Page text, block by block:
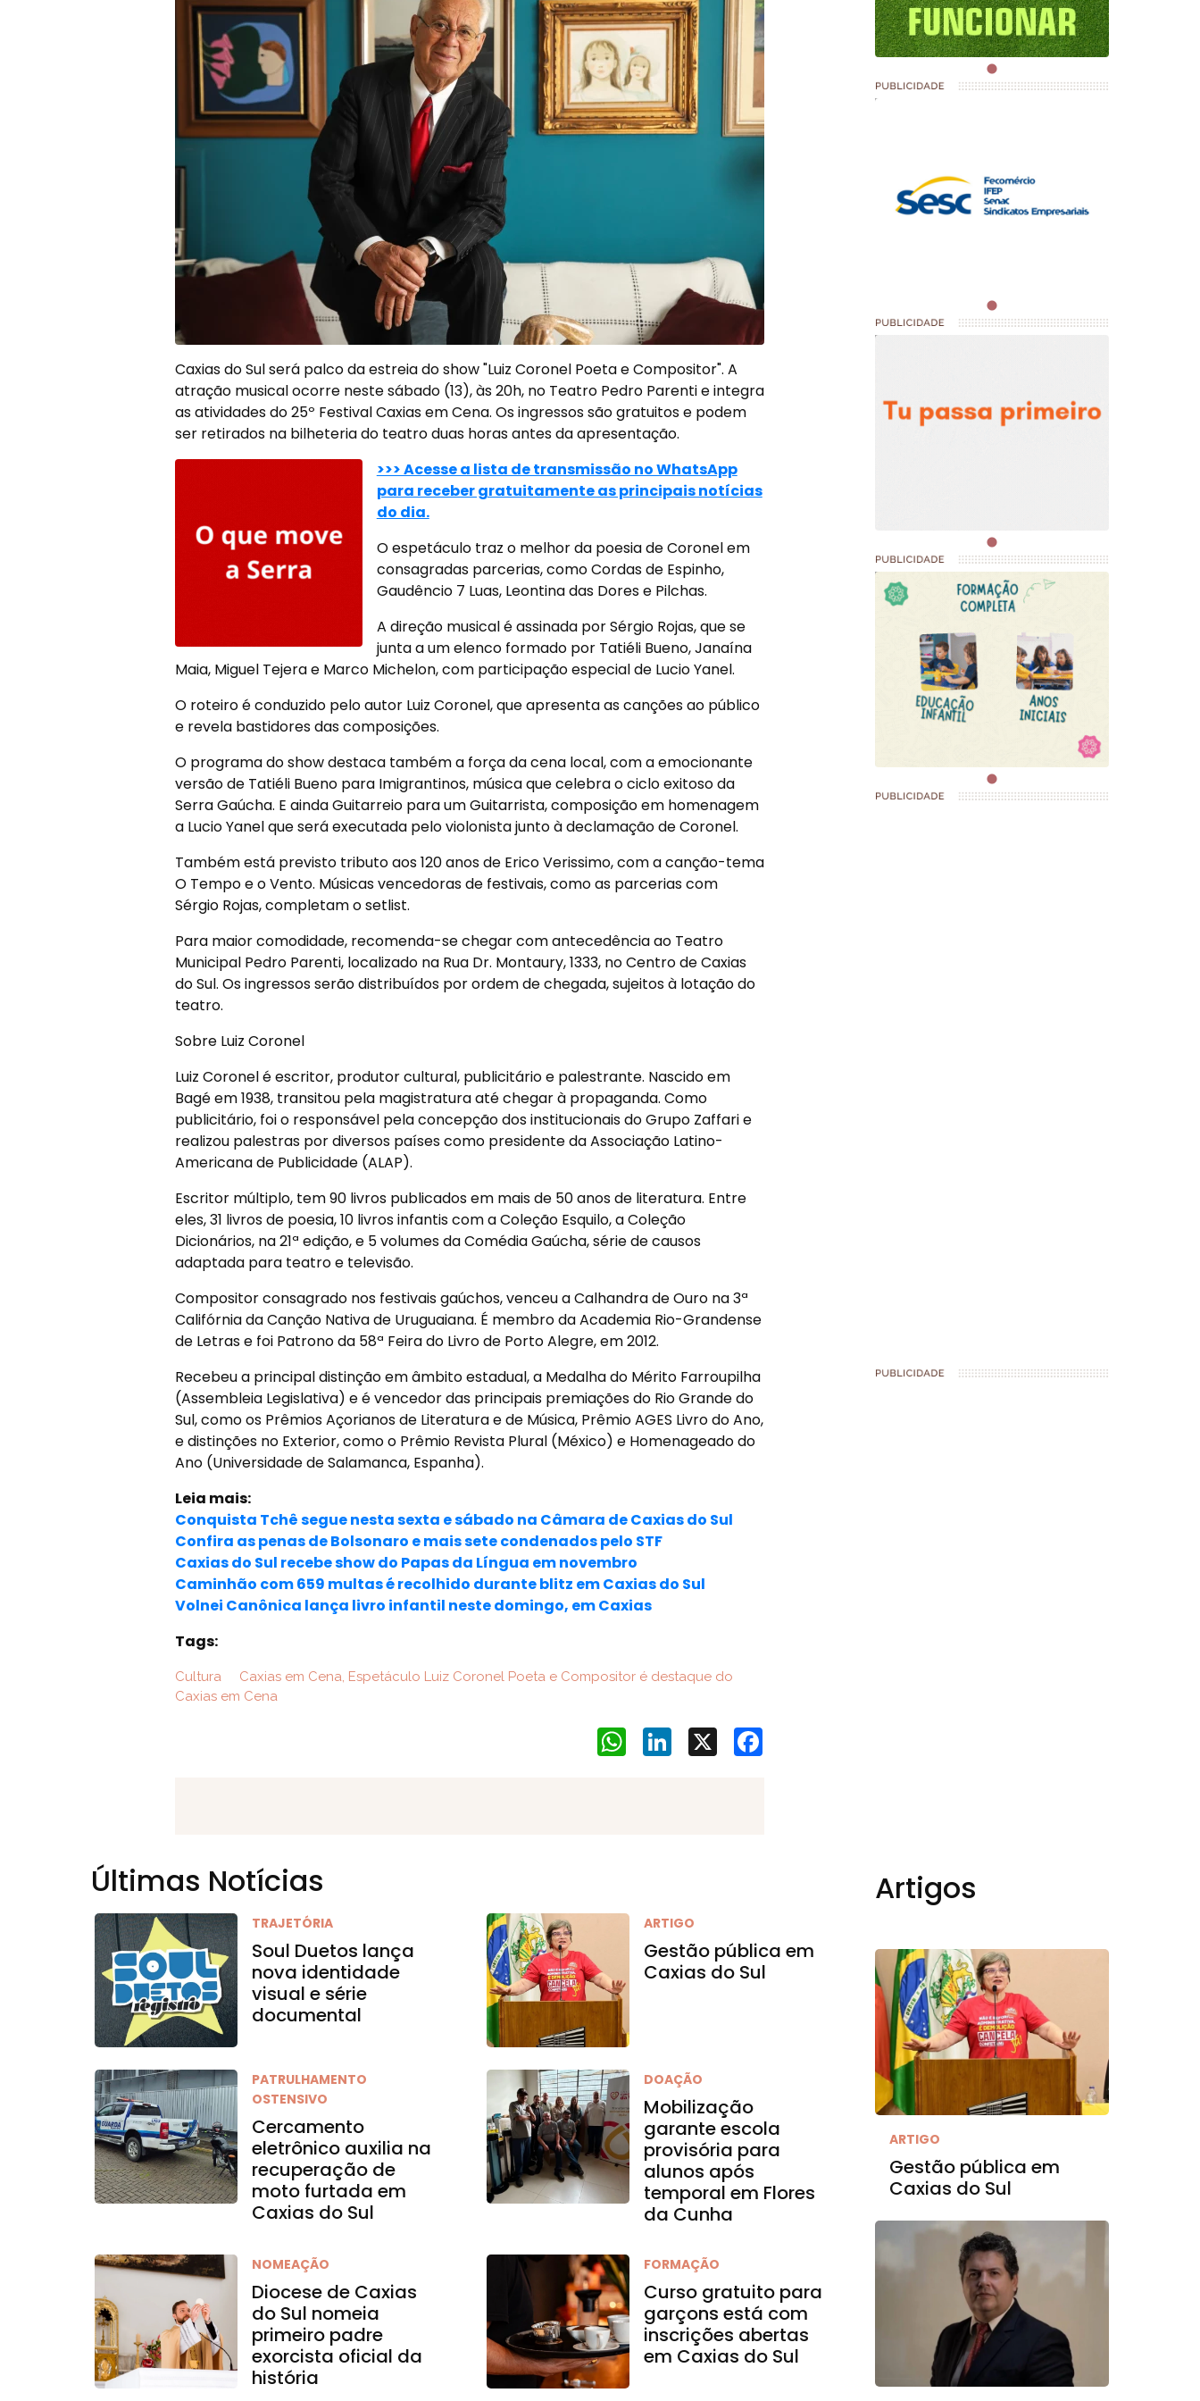
Caxias do Sul será palco da estreia do show "Luiz Coronel Poeta e Compositor". A
atração musical ocorre neste sábado (13), às 20h, no Teatro Pedro Parenti e integra
as atividades do 25º Festival Caxias em Cena. Os ingressos são gratuitos e podem
ser retirados na bilheteria do teatro duas horas antes da apresentação.
>>> Acesse a lista de transmissão no WhatsApp
para receber gratuitamente as principais notícias
do dia.
O espetáculo traz o melhor da poesia de Coronel em
consagradas parcerias, como Cordas de Espinho,
Gaudêncio 7 Luas, Leontina das Dores e Pilchas.
A direção musical é assinada por Sérgio Rojas, que se
junta a um elenco formado por Tatiéli Bueno, Janaína
Maia, Miguel Tejera e Marco Michelon, com participação especial de Lucio Yanel.
O roteiro é conduzido pelo autor Luiz Coronel, que apresenta as canções ao público
e revela bastidores das composições.
O programa do show destaca também a força da cena local, com a emocionante
versão de Tatiéli Bueno para Imigrantinos, música que celebra o ciclo exitoso da
Serra Gaúcha. E ainda Guitarreio para um Guitarrista, composição em homenagem
a Lucio Yanel que será executada pelo violonista junto à declamação de Coronel.
Também está previsto tributo aos 120 anos de Erico Verissimo, com a canção-tema
O Tempo e o Vento. Músicas vencedoras de festivais, como as parcerias com
Sérgio Rojas, completam o setlist.
Para maior comodidade, recomenda-se chegar com antecedência ao Teatro
Municipal Pedro Parenti, localizado na Rua Dr. Montaury, 1333, no Centro de Caxias
do Sul. Os ingressos serão distribuídos por ordem de chegada, sujeitos à lotação do
teatro.
Sobre Luiz Coronel
Luiz Coronel é escritor, produtor cultural, publicitário e palestrante. Nascido em
Bagé em 1938, transitou pela magistratura até chegar à propaganda. Como
publicitário, foi o responsável pela concepção dos institucionais do Grupo Zaffari e
realizou palestras por diversos países como presidente da Associação Latino-
Americana de Publicidade (ALAP).
Escritor múltiplo, tem 90 livros publicados em mais de 50 anos de literatura. Entre
eles, 31 livros de poesia, 10 livros infantis com a Coleção Esquilo, a Coleção
Dicionários, na 21ª edição, e 5 volumes da Comédia Gaúcha, série de causos
adaptada para teatro e televisão.
Compositor consagrado nos festivais gaúchos, venceu a Calhandra de Ouro na 3ª
Califórnia da Canção Nativa de Uruguaiana. É membro da Academia Rio-Grandense
de Letras e foi Patrono da 58ª Feira do Livro de Porto Alegre, em 2012.
Recebeu a principal distinção em âmbito estadual, a Medalha do Mérito Farroupilha
(Assembleia Legislativa) e é vencedor das principais premiações do Rio Grande do
Sul, como os Prêmios Açorianos de Literatura e de Música, Prêmio AGES Livro do Ano,
e distinções no Exterior, como o Prêmio Revista Plural (México) e Homenageado do
Ano (Universidade de Salamanca, Espanha).
Leia mais:
Conquista Tchê segue nesta sexta e sábado na Câmara de Caxias do Sul
Confira as penas de Bolsonaro e mais sete condenados pelo STF
Caxias do Sul recebe show do Papas da Língua em novembro
Caminhão com 659 multas é recolhido durante blitz em Caxias do Sul
Volnei Canônica lança livro infantil neste domingo, em Caxias
Tags:
Cultura
Caxias em Cena, Espetáculo Luiz Coronel Poeta e Compositor é destaque do
Caxias em Cena
Facebook
X
LinkedIn
WhatsApp
Últimas Notícias
TRAJETÓRIA
Soul Duetos lança
nova identidade
visual e série
documental
ARTIGO
Gestão pública em
Caxias do Sul
PATRULHAMENTO
OSTENSIVO
Cercamento
eletrônico auxilia na
recuperação de
moto furtada em
Caxias do Sul
DOAÇÃO
Mobilização
garante escola
provisória para
alunos após
temporal em Flores
da Cunha
NOMEAÇÃO
Diocese de Caxias
do Sul nomeia
primeiro padre
exorcista oficial da
história
FORMAÇÃO
Curso gratuito para
garçons está com
inscrições abertas
em Caxias do Sul
Artigos
ARTIGO
Gestão pública em
Caxias do Sul